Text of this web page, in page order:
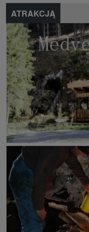
ATRAKCJĄ